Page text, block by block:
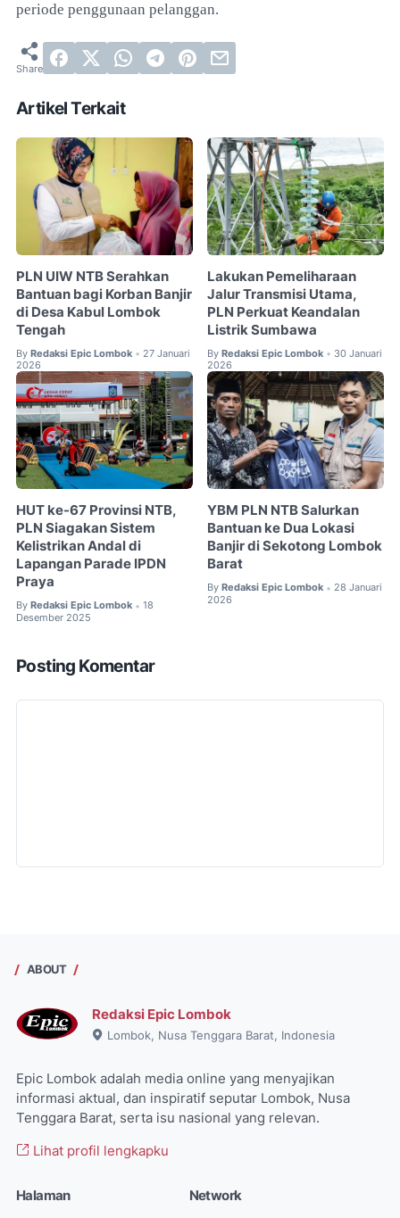
periode penggunaan pelanggan.
Artikel Terkait
PLN UIW NTB Serahkan
Bantuan bagi Korban Banjir
di Desa Kabul Lombok
Tengah
By Redaksi Epic Lombok • 27 Januari
2026
Lakukan Pemeliharaan
Jalur Transmisi Utama,
PLN Perkuat Keandalan
Listrik Sumbawa
By Redaksi Epic Lombok • 30 Januari
2026
HUT ke-67 Provinsi NTB,
PLN Siagakan Sistem
Kelistrikan Andal di
Lapangan Parade IPDN
Praya
By Redaksi Epic Lombok • 18
Desember 2025
YBM PLN NTB Salurkan
Bantuan ke Dua Lokasi
Banjir di Sekotong Lombok
Barat
By Redaksi Epic Lombok • 28 Januari
2026
Posting Komentar
ABOUT
Redaksi Epic Lombok
Lombok, Nusa Tenggara Barat, Indonesia
Epic Lombok adalah media online yang menyajikan
informasi aktual, dan inspiratif seputar Lombok, Nusa
Tenggara Barat, serta isu nasional yang relevan.
Lihat profil lengkapku
Halaman Network